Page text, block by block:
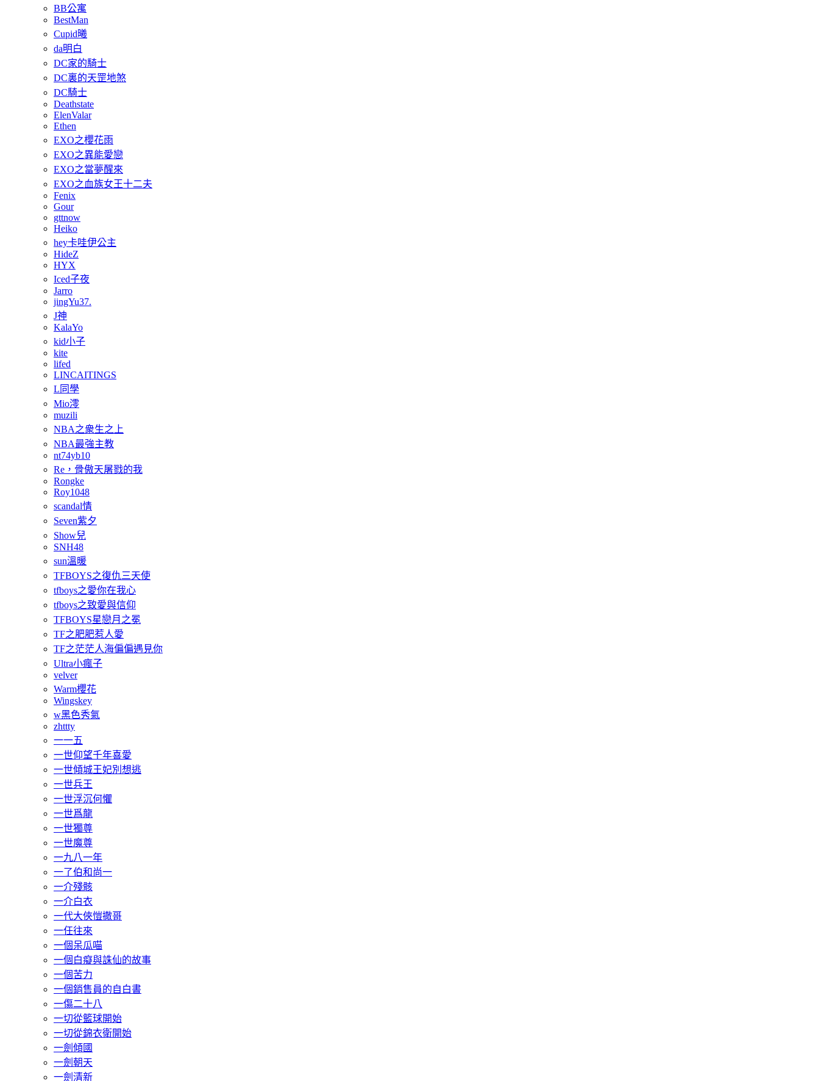
BB公寓
BestMan
Cupid曦
da明白
DC家的騎士
DC裏的天罡地煞
DC騎士
Deathstate
ElenValar
Ethen
EXO之櫻花雨
EXO之異能愛戀
EXO之當夢醒來
EXO之血族女王十二夫
Fenix
Gour
gttnow
Heiko
hey卡哇伊公主
HideZ
HYX
Iced子夜
Jarro
jingYu37.
J神
KalaYo
kid小子
kite
lifed
LINCAITINGS
L同學
Mio澪
muzili
NBA之衆生之上
NBA最強主教
nt74yb10
Re，骨傲天屠戮的我
Rongke
Roy1048
scandal情
Seven紫夕
Show兒
SNH48
sun溫暖
TFBOYS之復仇三天使
tfboys之愛你在我心
tfboys之致愛與信仰
TFBOYS星戀月之冕
TF之肥肥惹人愛
TF之茫茫人海偏偏遇見你
Ultra小瘋子
velver
Warm櫻花
Wingskey
w黑色秀氣
zhttty
一一五
一世仰望千年喜愛
一世傾城王妃別想逃
一世兵王
一世浮沉何懼
一世爲龍
一世獨尊
一世魔尊
一九八一年
一了伯和尚一
一介殘骸
一介白衣
一代大俠愷撒哥
一任往來
一個呆瓜喵
一個白癡與誅仙的故事
一個苦力
一個銷售員的自白書
一傷二十八
一切從籃球開始
一切從錦衣衛開始
一劍傾國
一劍朝天
一劍清新